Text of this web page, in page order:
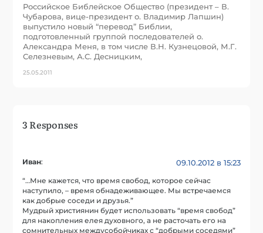
Российское Библейское Общество (президент – В.
Чубарова, вице-президент о. Владимир Лапшин)
выпустило новый “перевод” Библии,
подготовленный группой последователей о.
Александра Меня, в том числе В.Н. Кузнецовой, М.Г.
Селезневым, А.С. Десницким,
25.05.2011
3 Responses
Иван: 09.10.2012 в 15:23
“…Мне кажется, что время свобод, которое сейчас
наступило, – время обнадеживающее. Мы встречаемся
как добрые соседи и друзья.”
Мудрый християнин будет использовать “время свобод”
для накопления елея духовного, а не расточать его на
сомнительных междусобойчиках с “добрыми соседями”